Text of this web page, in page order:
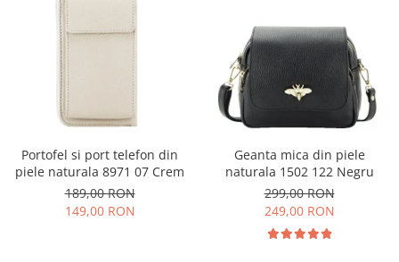
Portofel si port telefon din
piele naturala 8971 07 Crem
189,00 RON
149,00 RON
Geanta mica din piele
naturala 1502 122 Negru
299,00 RON
249,00 RON